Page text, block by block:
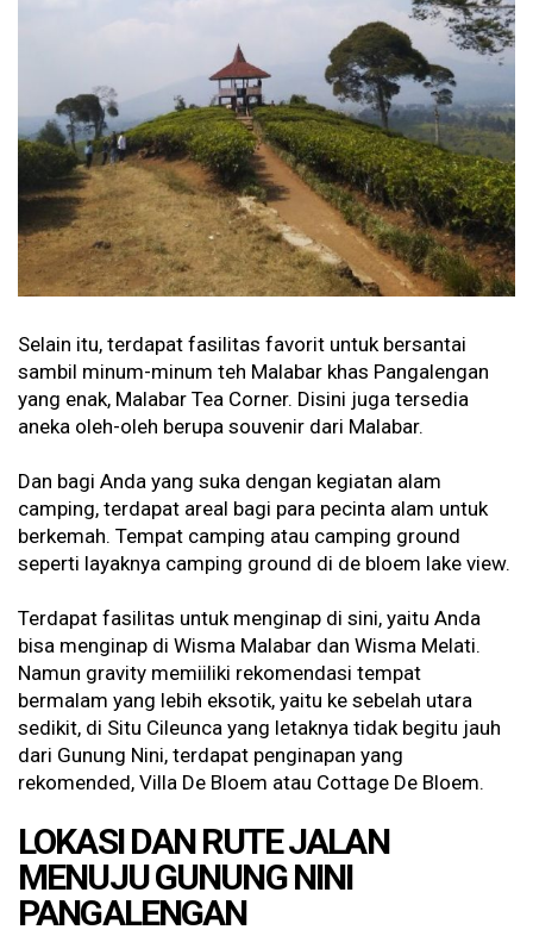
Selain itu, terdapat fasilitas favorit untuk bersantai
sambil minum-minum teh Malabar khas Pangalengan
yang enak, Malabar Tea Corner. Disini juga tersedia
aneka oleh-oleh berupa souvenir dari Malabar.
Dan bagi Anda yang suka dengan kegiatan alam
camping, terdapat areal bagi para pecinta alam untuk
berkemah. Tempat camping atau camping ground
seperti layaknya camping ground di de bloem lake view.
Terdapat fasilitas untuk menginap di sini, yaitu Anda
bisa menginap di Wisma Malabar dan Wisma Melati.
Namun gravity memiiliki rekomendasi tempat
bermalam yang lebih eksotik, yaitu ke sebelah utara
sedikit, di Situ Cileunca yang letaknya tidak begitu jauh
dari Gunung Nini, terdapat penginapan yang
rekomended, Villa De Bloem atau Cottage De Bloem.
LOKASI DAN RUTE JALAN
MENUJU GUNUNG NINI
PANGALENGAN